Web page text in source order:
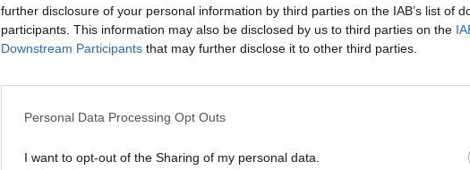
further disclosure of your personal information by third parties on the IAB’s list of
participants. This information may also be disclosed by us to third parties on the
Downstream Participants that may further disclose it to other third parties.
Personal Data Processing Opt Outs
I want to opt-out of the Sharing of my personal data.